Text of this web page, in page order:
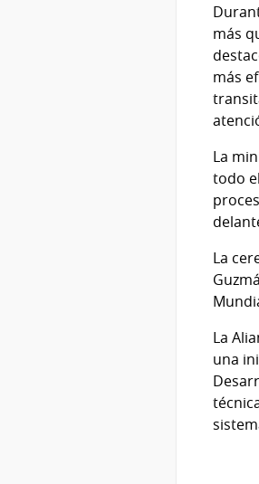
más
más
La
todo
La
La
una